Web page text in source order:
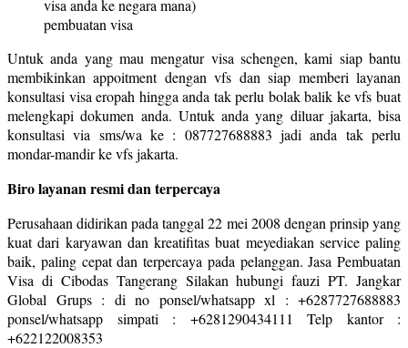
visa anda ke negara mana)
pembuatan visa
Untuk anda yang mau mengatur visa schengen, kami siap bantu
membikinkan appoitment dengan vfs dan siap memberi layanan
konsultasi visa eropah hingga anda tak perlu bolak balik ke vfs buat
melengkapi dokumen anda. Untuk anda yang diluar jakarta, bisa
konsultasi via sms/wa ke : 087727688883 jadi anda tak perlu
mondar-mandir ke vfs jakarta.
Biro layanan resmi dan terpercaya
Perusahaan didirikan pada tanggal 22 mei 2008 dengan prinsip yang
kuat dari karyawan dan kreatifitas buat meyediakan service paling
baik, paling cepat dan terpercaya pada pelanggan. Jasa Pembuatan
Visa di Cibodas Tangerang Silakan hubungi fauzi PT. Jangkar
Global Grups : di no ponsel/whatsapp xl : +6287727688883
ponsel/whatsapp simpati : +6281290434111 Telp kantor :
+622122008353